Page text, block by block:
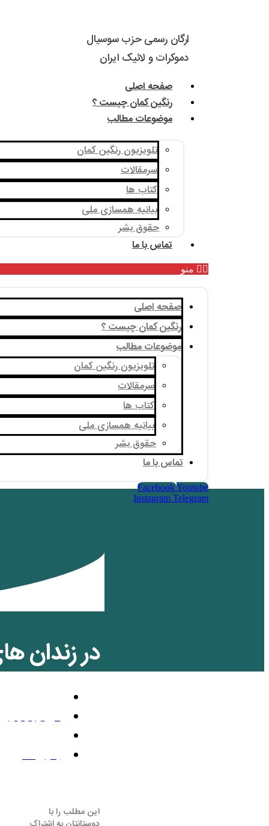
ارگان رسمی حزب سوسیال
دموکرات و لائیک ایران
صفحه اصلی
رنگین کمان چیست ؟
موضوعات مطالب
تلویزیون رنگین کمان
سرمقالات
کتاب ها
بیانیه همسازی ملی
حقوق بشر
تماس با ما
منو
صفحه اصلی
رنگین کمان چیست ؟
موضوعات مطالب
تلویزیون رنگین کمان
سرمقالات
کتاب ها
بیانیه همسازی ملی
حقوق بشر
تماس با ما
FacebookYoutube
Instagram Telegram
در زندان
می 3, 2011
بدون نظر
این مطلب را با